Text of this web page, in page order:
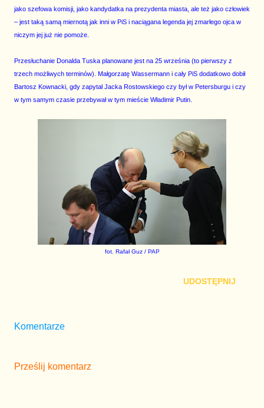
jako szefowa komisji, jako kandydatka na prezydenta miasta, ale też jako człowiek
– jest taką samą miernotą jak inni w PiS i naciągana legenda jej zmarłego ojca w
niczym jej już nie pomoże.
Przesłuchanie Donalda Tuska planowane jest na 25 września (to pierwszy z
trzech możliwych terminów). Małgorzatę Wassermann i cały PiS dodatkowo dobił
Bartosz Kownacki, gdy zapytał Jacka Rostowskiego czy był w Petersburgu i czy
w tym samym czasie przebywał w tym mieście Władimir Putin.
fot. Rafał Guz / PAP
UDOSTĘPNIJ
Komentarze
Prześlij komentarz